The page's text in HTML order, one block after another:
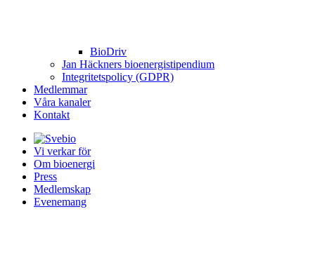
BioDriv
Jan Häckners bioenergistipendium
Integritetspolicy (GDPR)
Medlemmar
Våra kanaler
Kontakt
Vi verkar för
Om bioenergi
Press
Medlemskap
Evenemang